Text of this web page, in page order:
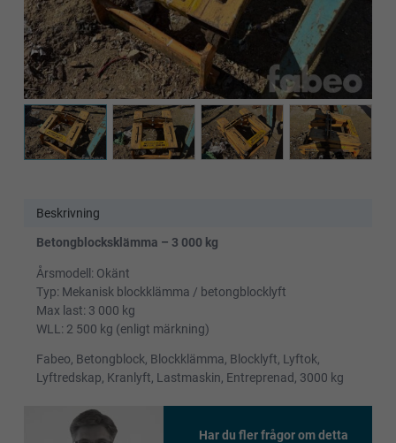
Beskrivning
Betongblocksklämma – 3 000 kg
Årsmodell: Okänt
Typ: Mekanisk blockklämma / betongblocklyft
Max last: 3 000 kg
WLL: 2 500 kg (enligt märkning)
Fabeo, Betongblock, Blockklämma, Blocklyft, Lyftok,
Lyftredskap, Kranlyft, Lastmaskin, Entreprenad, 3000 kg
Har du fler frågor om detta